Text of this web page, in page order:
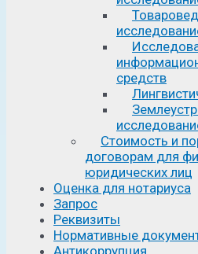
средств
Стоимость и
договорам для
юридических лиц
Оценка для нотариуса
Запрос
Реквизиты
Нормативные
Антикоррупция